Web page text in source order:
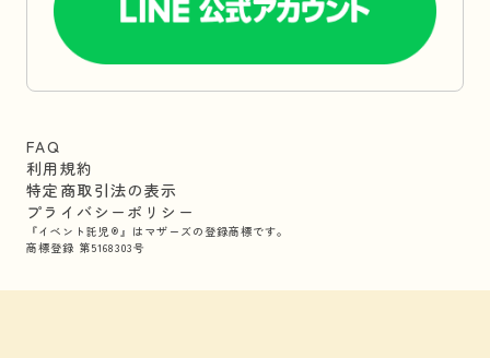
FAQ
利用規約
特定商取引法の表示
プライバシーポリシー
『イベント託児®』はマザーズの登録商標です。
商標登録 第5168303号